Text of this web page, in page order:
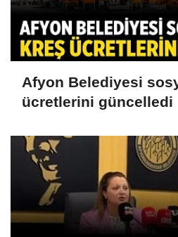
Afyon Belediyesi
ücretlerini güncelledi